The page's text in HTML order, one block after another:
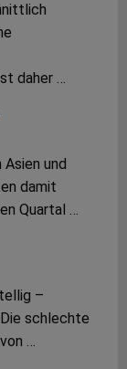
daher …
und
damit
Quartal …
–
Die schlechte
…